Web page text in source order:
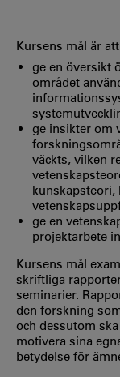
Kursens mål är
ge en översikt
området
ge insikter om
väckts, vilken
kunskapsteori,
ge en
projektarbete
Kursens mål
skriftliga
seminarier.
den forskning
och dessutom
motivera sina
betydelse för